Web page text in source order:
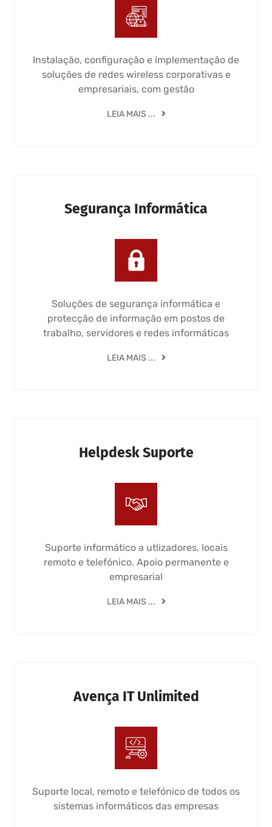
Instalação, configuração e implementação de
soluções de redes wireless corporativas e
empresariais, com gestão
LEIA MAIS ...
Segurança Informática
Soluções de segurança informática e
protecção de informação em postos de
trabalho, servidores e redes informáticas
LEIA MAIS ...
Helpdesk Suporte
Suporte informático a utlizadores, locais
remoto e telefónico. Apoio permanente e
empresarial
LEIA MAIS ...
Avença IT Unlimited
Suporte local, remoto e telefónico de todos os
sistemas informáticos das empresas